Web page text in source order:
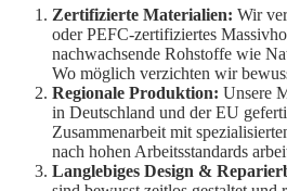
Zertifizierte Materialien: Wir
oder PEFC-zertifiziertes
nachwachsende Rohstoffe wie
Wo möglich verzichten wir
Regionale Produktion: Unsere
in Deutschland und der EU
Zusammenarbeit mit
nach hohen Arbeitsstandards
Langlebiges Design &